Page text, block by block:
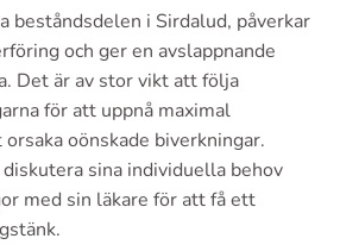
beståndsdelen i Sirdalud, påverkar
och ger en avslappnande
Det är av stor vikt att följa
för att uppnå maximal
oönskade biverkningar.
sina individuella behov
med sin läkare för att få ett